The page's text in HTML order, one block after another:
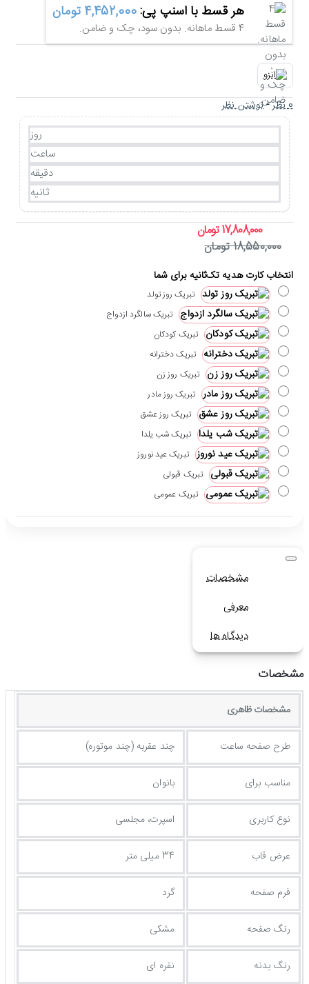
هر قسط با اسنپ پی:4,452,000 تومان
4 قسط ماهانه. بدون سود، چک و ضامن.
0 نظر -نوشتن نظر
روز
ساعت
دقیقه
ثانیه
17,808,000 تومان
18,550,000 تومان
انتخاب کارت هدیه تک‌ثانیه برای شما
تبریک روز تولد
تبریک سالگرد ازدواج
تبریک کودکان
تبریک دخترانه
تبریک روز زن
تبریک روز مادر
تبریک روز عشق
تبریک شب یلدا
تبریک عید نوروز
تبریک قبولی
تبریک عمومی
مشخصات
معرفی
دیدگاه ها
مشخصات
مشخصات ظاهری
طرح صفحه ساعت چند عقربه (چند موتوره)
مناسب برای بانوان
نوع کاربری اسپرت، مجلسی
عرض قاب 34 میلی متر
فرم صفحه گرد
رنگ صفحه مشکی
رنگ بدنه نقره ای